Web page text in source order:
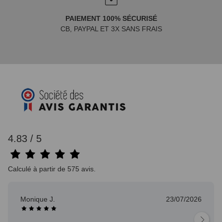
PAIEMENT 100% SÉCURISÉ
CB, PAYPAL ET 3X SANS FRAIS
4.83 / 5
Calculé à partir de 575 avis.
Monique J. 23/07/2026